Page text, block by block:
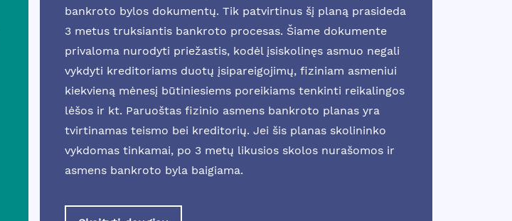
bankroto bylos dokumentų. Tik patvirtinus šį planą prasideda
3 metus truksiantis bankroto procesas. Šiame dokumente
privaloma nurodyti priežastis, kodėl įsiskolinęs asmuo negali
vykdyti kreditoriams duotų įsipareigojimų, fiziniam asmeniui
kiekvieną mėnesį būtiniesiems poreikiams tenkinti reikalingos
lėšos ir kt. Paruoštas fizinio asmens bankroto planas yra
tvirtinamas teismo bei kreditorių. Jei šis planas skolininko
vykdomas tinkamai, po 3 metų likusios skolos nurašomos ir
asmens bankroto byla baigiama.